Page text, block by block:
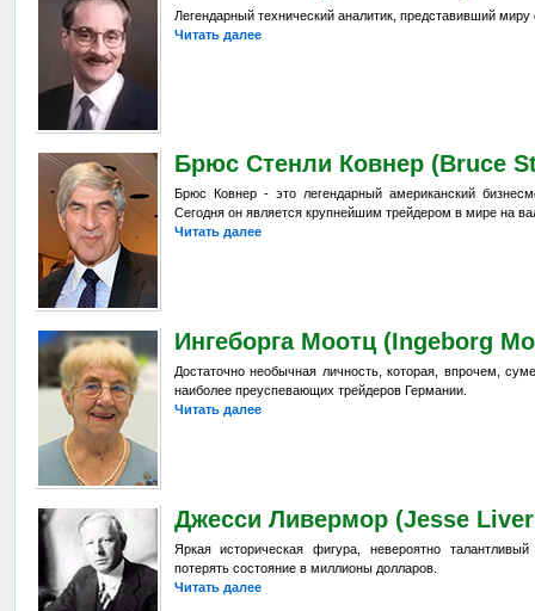
Легендарный технический аналитик, представивший
Читать далее
Брюс Стенли Ковнер (Bruce
Брюс Ковнер - это легендарный американский
Сегодня он является крупнейшим трейдером в мире на
Читать далее
Ингеборга Моотц (Ingeborg
Достаточно необычная личность, которая, впрочем,
наиболее преуспевающих трейдеров Германии.
Читать далее
Джесси Ливермор (Jesse
Яркая историческая фигура, невероятно
потерять состояние в миллионы долларов.
Читать далее